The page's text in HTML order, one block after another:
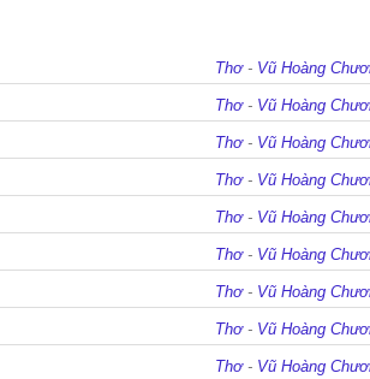
Thơ- Vũ Hoàng
Thơ- Vũ Hoàng
Thơ- Vũ Hoàng
Thơ- Vũ Hoàng
Thơ- Vũ Hoàng
Thơ- Vũ Hoàng
Thơ- Vũ Hoàng
Thơ- Vũ Hoàng
Thơ- Vũ Hoàng